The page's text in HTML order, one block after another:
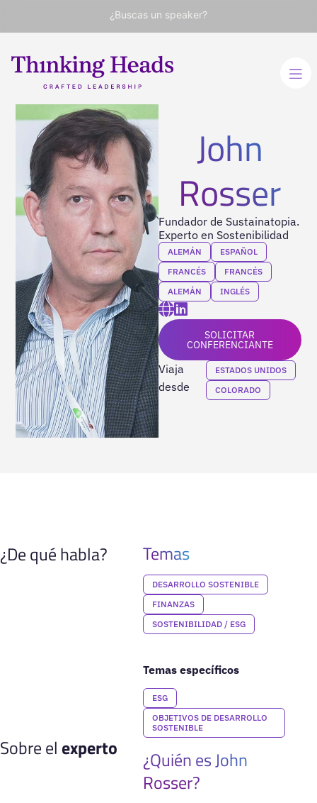
¿Buscas un speaker?
John
Rosser
Fundador de Sustainatopia.
Experto en Sostenibilidad
ALEMÁN
ESPAÑOL
FRANCÉS
FRANCÉS
ALEMÁN
INGLÉS
SOLICITAR
CONFERENCIANTE
Viaja
desde
ESTADOS UNIDOS
COLORADO
¿De qué habla? Temas
DESARROLLO SOSTENIBLE
FINANZAS
SOSTENIBILIDAD / ESG
Temas específicos
ESG
OBJETIVOS DE DESARROLLO
SOSTENIBLE
Sobre el experto
¿Quién es John
Rosser?